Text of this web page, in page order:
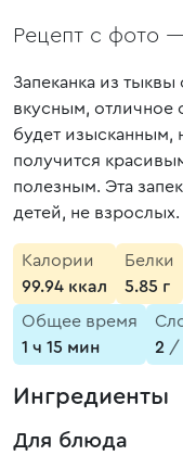
Рецепт с фото
Запеканка из
вкусным, отличное
будет
получится
полезным. Эта
детей, не взрослых.
Калории
99.94 ккал
Белки
5.85 г
Общее время
1 ч 15 мин
2 /
Ингредиенты
Для блюда